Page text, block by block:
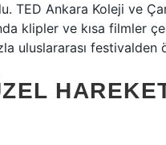
TED Ankara Koleji ve
klipler ve kısa filmler
uluslararası festivalden